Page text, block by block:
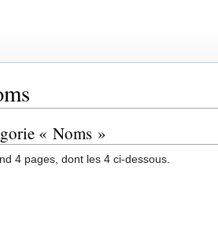
« Noms »
4 pages, dont les 4 ci-dessous.